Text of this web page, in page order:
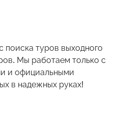
поиска туров выходного
Мы работаем только с
и официальными
в надежных руках!